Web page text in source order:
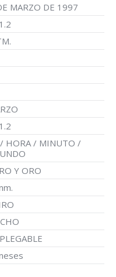
MARZO DE 1997
HORA / MINUTO /
Y ORO